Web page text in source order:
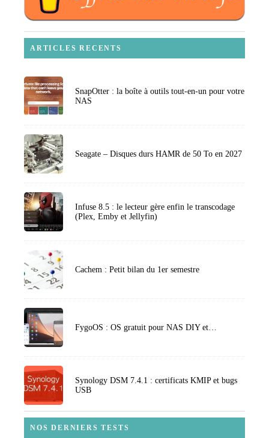
ARTICLES RECENTS
SnapOtter : la boîte à outils tout-en-un pour votre
NAS
Seagate – Disques durs HAMR de 50 To en 2027
Infuse 8.5 : le lecteur gère enfin le transcodage
(Plex, Emby et Jellyfin)
Cachem : Petit bilan du 1er semestre
FygoOS : OS gratuit pour NAS DIY et…
Synology DSM 7.4.1 : certificats KMIP et bugs
USB
NOS DERNIERS TESTS